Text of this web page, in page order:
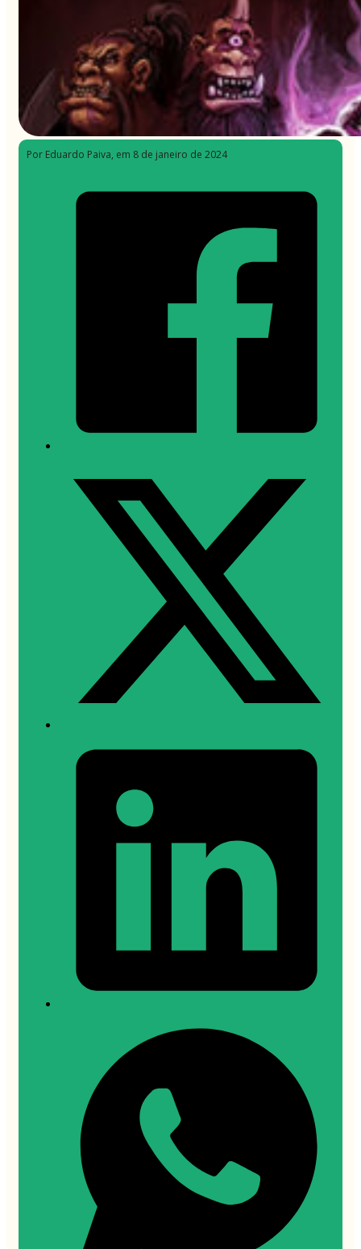
Por Eduardo Paiva, em 8 de janeiro de 2024